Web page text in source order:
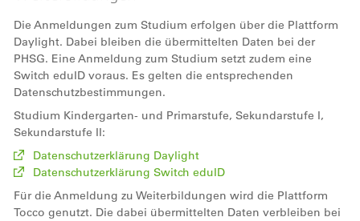
Die Anmeldungen zum Studium erfolgen über die Plattform
Daylight. Dabei bleiben die übermittelten Daten bei der
PHSG. Eine Anmeldung zum Studium setzt zudem eine
Switch eduID voraus. Es gelten die entsprechenden
Datenschutzbestimmungen.
Studium Kindergarten- und Primarstufe, Sekundarstufe I,
Sekundarstufe II:
Datenschutzerklärung Daylight
Datenschutzerklärung Switch eduID
Für die Anmeldung zu Weiterbildungen wird die Plattform
Tocco genutzt. Die dabei übermittelten Daten verbleiben bei